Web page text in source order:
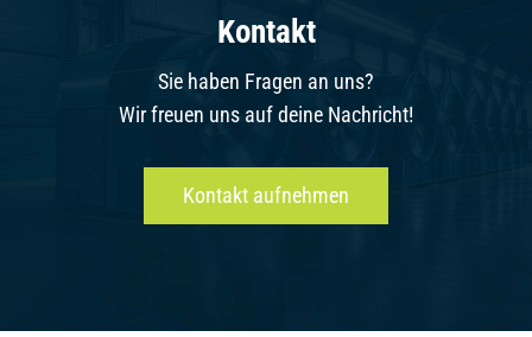
Kontakt
Sie haben Fragen an uns?
Wir freuen uns auf deine Nachricht!
Kontakt aufnehmen